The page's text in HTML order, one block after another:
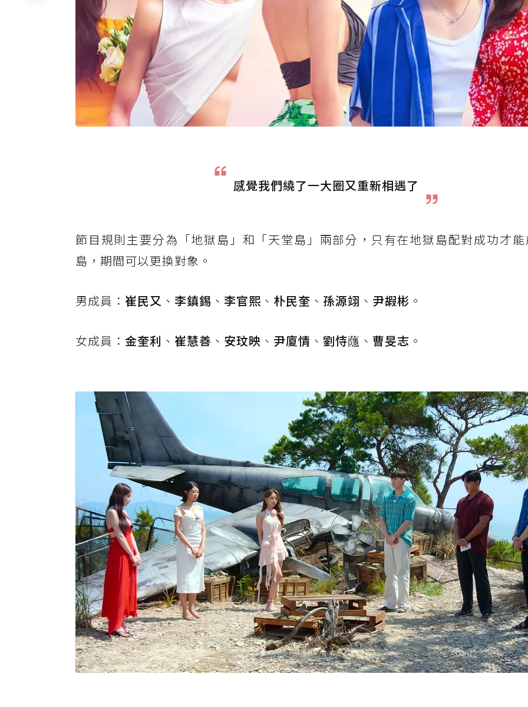
感覺我們繞了一大圈又重新相遇了
節目規則主要分為「地獄島」和「天堂島」兩部分，只有在地獄島配對成功才
島，期間可以更換對象。
男成員： 崔民又 、 李鎮錫 、 李官熙 、 朴民奎 、 孫源翊 、 尹嘏彬 。
女成員： 金奎利 、 崔慧善 、 安玟映 、 尹廈情 、 劉恃蘟 、 曹旻志 。